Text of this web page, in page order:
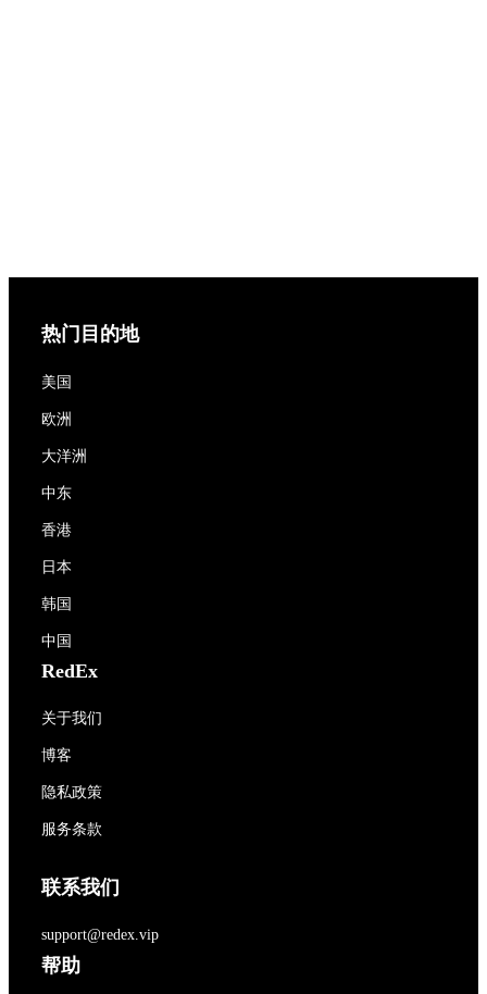
热门目的地
美国
欧洲
大洋洲
中东
香港
日本
韩国
中国
RedEx
关于我们
博客
隐私政策
服务条款
联系我们
support@redex.vip
帮助